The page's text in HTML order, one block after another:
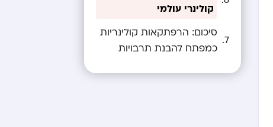
קולינרי עולמי
סיכום: הרפתקאות קולינריות
כמפתח להבנת תרבויות